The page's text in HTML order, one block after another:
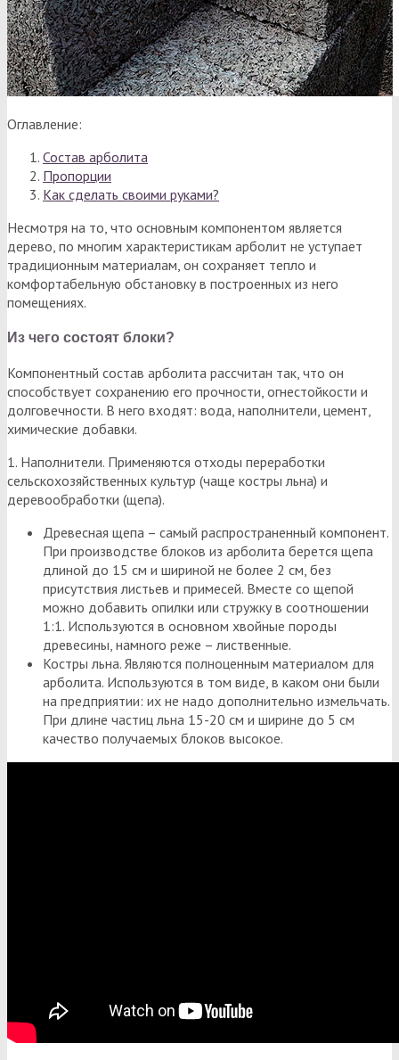
Оглавление:
Состав арболита
Пропорции
Как сделать своими руками?
Несмотря на то, что основным компонентом является
дерево, по многим характеристикам арболит не уступает
традиционным материалам, он сохраняет тепло и
комфортабельную обстановку в построенных из него
помещениях.
Из чего состоят блоки?
Компонентный состав арболита рассчитан так, что он
способствует сохранению его прочности, огнестойкости и
долговечности. В него входят: вода, наполнители, цемент,
химические добавки.
1. Наполнители. Применяются отходы переработки
сельскохозяйственных культур (чаще костры льна) и
деревообработки (щепа).
Древесная щепа – самый распространенный компонент.
При производстве блоков из арболита берется щепа
длиной до 15 см и шириной не более 2 см, без
присутствия листьев и примесей. Вместе со щепой
можно добавить опилки или стружку в соотношении
1:1. Используются в основном хвойные породы
древесины, намного реже – лиственные.
Костры льна. Являются полноценным материалом для
арболита. Используются в том виде, в каком они были
на предприятии: их не надо дополнительно измельчать.
При длине частиц льна 15-20 см и ширине до 5 см
качество получаемых блоков высокое.